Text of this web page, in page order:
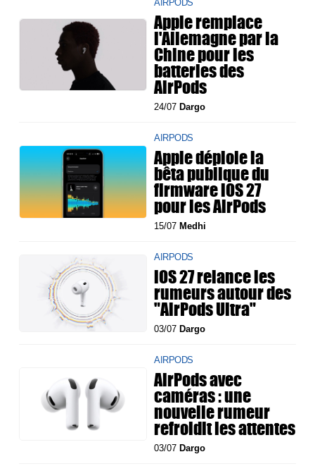
AIRPODS
Apple remplace
l'Allemagne par la
Chine pour les
batteries des
AirPods
24/07 Dargo
AIRPODS
Apple déploie la
bêta publique du
firmware iOS 27
pour les AirPods
15/07 Medhi
AIRPODS
iOS 27 relance les
rumeurs autour des
"AirPods Ultra"
03/07 Dargo
AIRPODS
AirPods avec
caméras : une
nouvelle rumeur
refroidit les attentes
03/07 Dargo